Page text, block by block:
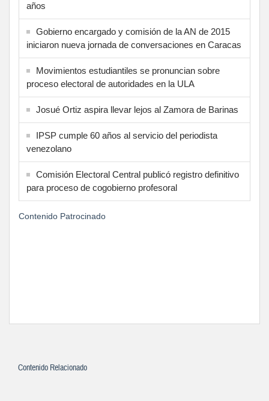
años
Gobierno encargado y comisión de la AN de 2015
iniciaron nueva jornada de conversaciones en Caracas
Movimientos estudiantiles se pronuncian sobre
proceso electoral de autoridades en la ULA
Josué Ortiz aspira llevar lejos al Zamora de Barinas
IPSP cumple 60 años al servicio del periodista
venezolano
Comisión Electoral Central publicó registro definitivo
para proceso de cogobierno profesoral
Contenido Patrocinado
Contenido Relacionado